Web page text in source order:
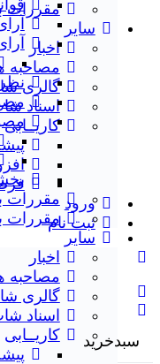
مقررات
سایر
اخبار
مصاحبه ها
گالری شاب
اسناد شاب
کاریــابی
ورود
ثبت نام
سبدخرید
قوانین
آرای
آرای
مقررات
مقررات
سایر
اخبار
مصاحبه ها
گالری شاب
اسناد شاب
کاریــابی